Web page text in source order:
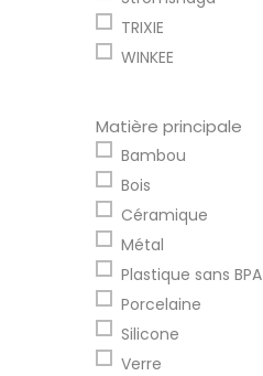
TRIXIE
WINKEE
Matière principale
Bambou
Bois
Céramique
Métal
Plastique sans BPA
Porcelaine
Silicone
Verre